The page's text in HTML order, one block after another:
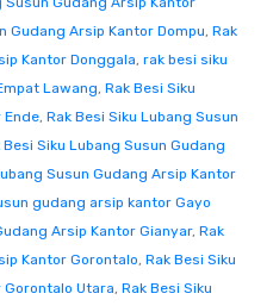
Gudang Arsip Kantor Dompu, Rak
Kantor Donggala, rak besi siku
Lawang, Rak Besi Siku
Ende, Rak Besi Siku Lubang Susun
Besi Siku Lubang Susun Gudang
Susun Gudang Arsip Kantor
gudang arsip kantor Gayo
Arsip Kantor Gianyar, Rak
Kantor Gorontalo, Rak Besi Siku
Gorontalo Utara, Rak Besi Siku